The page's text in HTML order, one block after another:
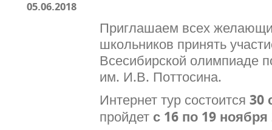
05.06.2018
Приглашаем всех
школьников принять
Всесибирской олимпиаде
им. И.В. Поттосина.
Интернет тур состоится 30
пройдет с 16 по 19 ноября